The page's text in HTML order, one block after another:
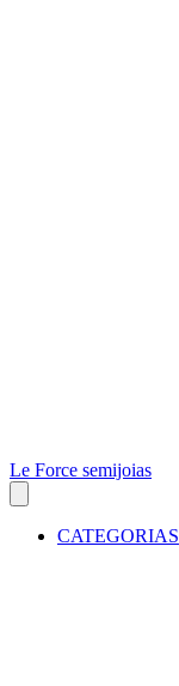
Le Force semijoias
CATEGORIAS